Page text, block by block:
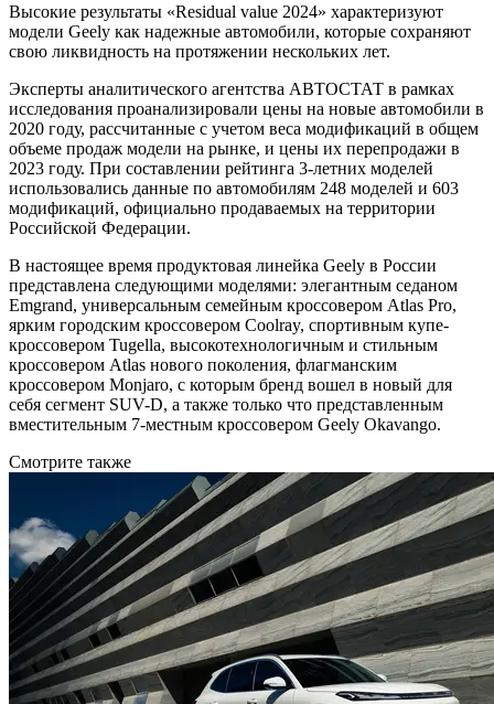
Высокие результаты «Residual value 2024» характеризуют
модели Geely как надежные автомобили, которые сохраняют
свою ликвидность на протяжении нескольких лет.
Эксперты аналитического агентства АВТОСТАТ в рамках
исследования проанализировали цены на новые автомобили в
2020 году, рассчитанные с учетом веса модификаций в общем
объеме продаж модели на рынке, и цены их перепродажи в
2023 году. При составлении рейтинга 3-летних моделей
использовались данные по автомобилям 248 моделей и 603
модификаций, официально продаваемых на территории
Российской Федерации.
В настоящее время продуктовая линейка Geely в России
представлена следующими моделями: элегантным седаном
Emgrand, универсальным семейным кроссовером Atlas Pro,
ярким городским кроссовером Coolray, спортивным купе-
кроссовером Tugella, высокотехнологичным и стильным
кроссовером Atlas нового поколения, флагманским
кроссовером Monjaro, с которым бренд вошел в новый для
себя сегмент SUV-D, а также только что представленным
вместительным 7-местным кроссовером Geely Okavango.
Смотрите также